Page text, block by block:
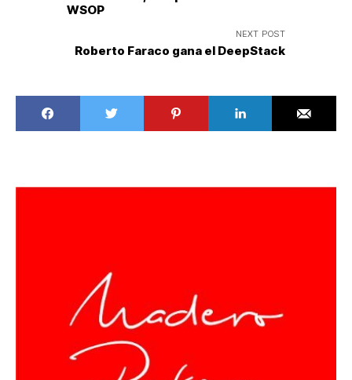
WSOP
NEXT POST
Roberto Faraco gana el DeepStack